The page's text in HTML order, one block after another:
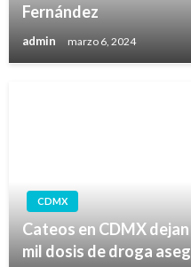
Fernández
admin marzo 6, 2024
CDMX
Cateos en CDMX
mil dosis de droga